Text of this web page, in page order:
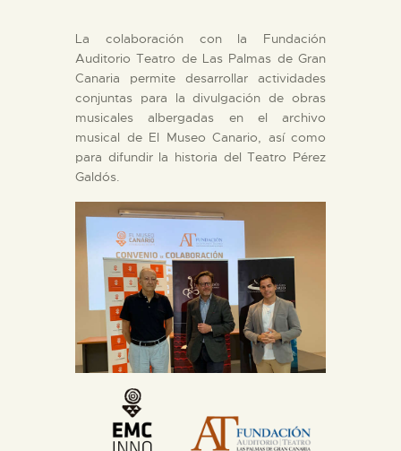
EL MUSEO
COLECCIONES
DIDÁCTICA
ESPAÑOL
PREPARAR LA VISITA
ACTIVIDADES
█
EL MUSEO
La colaboración con la Fundación
Auditorio Teatro de Las Palmas de Gran
Canaria permite desarrollar actividades
conjuntas para la divulgación de obras
musicales albergadas en el archivo
musical de El Museo Canario, así como
para difundir la historia del Teatro Pérez
Galdós.